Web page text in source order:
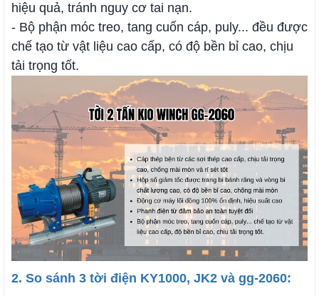
hiệu quả, tránh nguy cơ tai nạn.
- Bộ phận móc treo, tang cuốn cáp, puly... đều được
chế tạo từ vật liệu cao cấp, có độ bền bỉ cao, chịu
tải trọng tốt.
2. So sánh 3 tời điện KY1000, JK2 và gg-2060: